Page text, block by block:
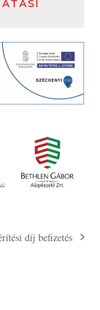
díj befizetés